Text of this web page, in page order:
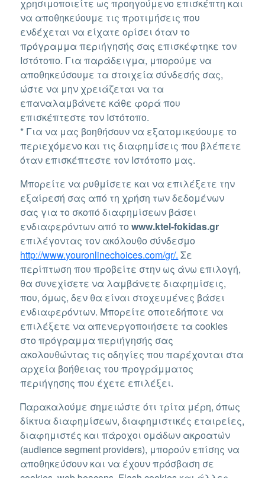
χρησιμοποιείτε ως προηγούμενο επισκέπτη και
να αποθηκεύουμε τις προτιμήσεις που
ενδέχεται να είχατε ορίσει όταν το
πρόγραμμα περιήγησής σας επισκέφτηκε τον
Ιστότοπο. Για παράδειγμα, μπορούμε να
αποθηκεύσουμε τα στοιχεία σύνδεσής σας,
ώστε να μην χρειάζεται να τα
επαναλαμβάνετε κάθε φορά που
επισκέπτεστε τον Ιστότοπο.
* Για να μας βοηθήσουν να εξατομικεύουμε το
περιεχόμενο και τις διαφημίσεις που βλέπετε
όταν επισκέπτεστε τον Ιστότοπο μας.
Μπορείτε να ρυθμίσετε και να επιλέξετε την
εξαίρεσή σας από τη χρήση των δεδομένων
σας για το σκοπό διαφημίσεων βάσει
ενδιαφερόντων από τοwww.ktel-fokidas.gr
επιλέγοντας τον ακόλουθο σύνδεσμο
http://www.youronlinechoices.com/gr/. Σε
περίπτωση που προβείτε στην ως άνω επιλογή,
θα συνεχίσετε να λαμβάνετε διαφημίσεις,
που, όμως, δεν θα είναι στοχευμένες βάσει
ενδιαφερόντων. Μπορείτε οποτεδήποτε να
επιλέξετε να απενεργοποιήσετε τα cookies
στο πρόγραμμα περιήγησής σας
ακολουθώντας τις οδηγίες που παρέχονται στα
αρχεία βοήθειας του προγράμματος
περιήγησης που έχετε επιλέξει.
Παρακαλούμε σημειώστε ότι τρίτα μέρη, όπως
δίκτυα διαφημίσεων, διαφημιστικές εταιρείες,
διαφημιστές και πάροχοι ομάδων ακροατών
(audience segment providers), μπορούν επίσης να
αποθηκεύσουν και να έχουν πρόσβαση σε